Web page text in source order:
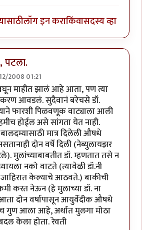
लॉग इन कराकिंवासदस्य व्हा
2008 01:21
माहीत झालं आहे आता, पण त्या
आवडलं. सुदैवानं बरेचसे डॉ.
फारशी पिळवणूक वाट्याला आली
होईल असे सांगता येत नाही.
मात्र दिलेली औषधे
दोन वर्षे दिली (नेब्युलायझर
मुलांच्याबाबतीत डॉ. म्हणतात तसे न
नको वाटते (त्यावेळी डॉ.नी
केल्याचे आठवते.) बाकीची
करत नेऊन (हे मुलाच्या डॉ. ना
दोन वर्षापासून आयुर्वेदीक औषधे
गुण आला आहे, अर्थात मुलगा मोठा
केला होता. रेवती